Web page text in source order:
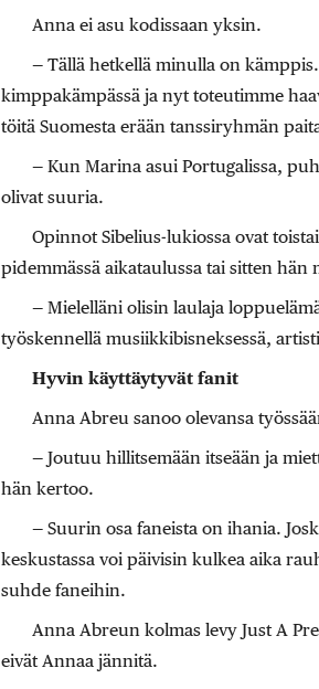
Anna ei asu kodissaan yksin.
— Tällä hetkellä minulla on
kimppakämpässä ja nyt toteutimme
töitä Suomesta erään tanssiryhmän
— Kun Marina asui Portugalissa,
olivat suuria.
Opinnot Sibelius-lukiossa ovat
pidemmässä aikataulussa tai sitten hän
— Mielelläni olisin laulaja
työskennellä musiikkibisneksessä,
Hyvin käyttäytyvät fanit
Anna Abreu sanoo olevansa
— Joutuu hillitsemään itseään ja
hän kertoo.
— Suurin osa faneista on ihania.
keskustassa voi päivisin kulkea aika
suhde faneihin.
Anna Abreun kolmas levy Just A
eivät Annaa jännitä.